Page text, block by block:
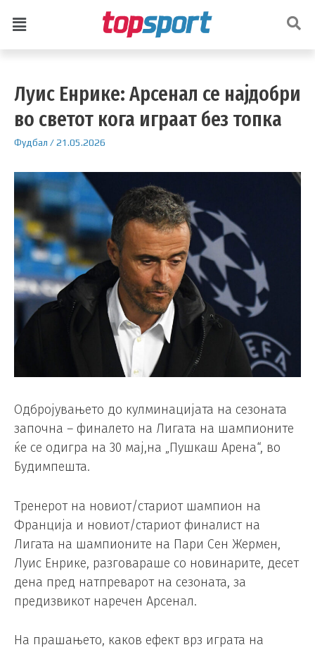
Луис Енрике: Арсенал се најдобри
во светот кога играат без топка
Фудбал /21.05.2026
Одбројувањето до кулминацијата на сезоната
започна – финалето на Лигата на шампионите
ќе се одигра на 30 мај,на „Пушкаш Арена“, во
Будимпешта.
Тренерот на новиот/стариот шампион на
Франција и новиот/стариот финалист на
Лигата на шампионите на Пари Сен Жермен,
Луис Енрике, разговараше со новинарите, десет
дена пред натпреварот на сезоната, за
предизвикот наречен Арсенал.
На прашањето, каков ефект врз играта на